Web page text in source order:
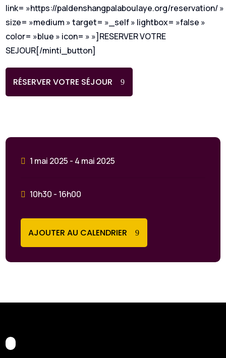
link= »https://paldenshangpalaboulaye.org/reservation/ »
size= »medium » target= »_self » lightbox= »false »
color= »blue » icon= » »]RESERVER VOTRE
SEJOUR[/minti_button]
RÉSERVER VOTRE SÉJOUR
1 mai 2025 - 4 mai 2025
10h30 - 16h00
AJOUTER AU CALENDRIER